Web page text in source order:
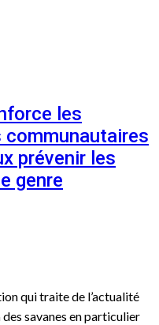
les
prévenir les
genre
qui traite de l’actualité
savanes en particulier